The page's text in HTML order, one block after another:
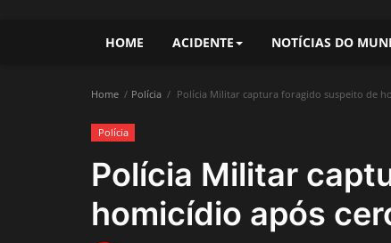
HOME ACIDENTE NOTÍCIAS DO
Home Polícia Polícia Militar captura foragido suspeito de
Polícia
Polícia Militar
homicídio após